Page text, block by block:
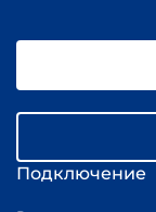
Подключение